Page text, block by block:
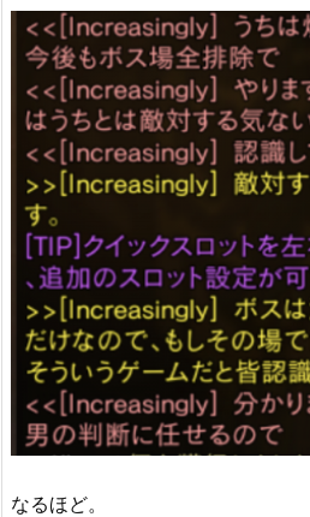
なるほど。